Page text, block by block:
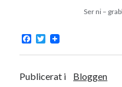
Ser ni –
F
c
b
T
i
t
Publicerat i Bloggen